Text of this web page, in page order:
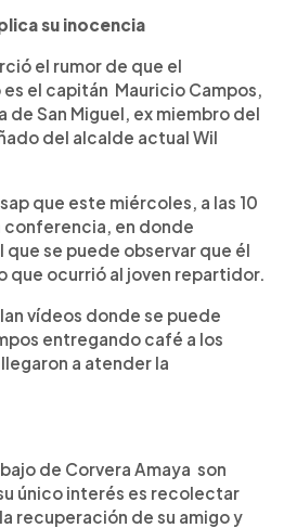
su inocencia
el rumor de que el
el capitán Mauricio Campos,
de San Miguel, ex miembro del
del alcalde actual Wil
que este miércoles, a las 10
conferencia, en donde
que se puede observar que él
que ocurrió al joven repartidor.
vídeos donde se puede
entregando café a los
a atender la
de Corvera Amaya son
único interés es recolectar
recuperación de su amigo y